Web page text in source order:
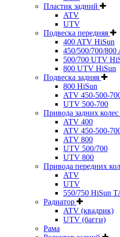
Пластик задний
ATV
UTV
Подвеска передняя
400 ATV HiSun
450/500/700/800
500/700 UTV
800 UTV HiSun
Подвеска задняя
800 HiSun
ATV 450-500-
UTV 500-700
Привода задних колес
ATV 400
ATV 450-500-
ATV 800
UTV 500/700
UTV 800
Привода передних
ATV
UTV
550/750 HiSun
Радиатор
ATV (квадрик)
UTV (багги)
Рама